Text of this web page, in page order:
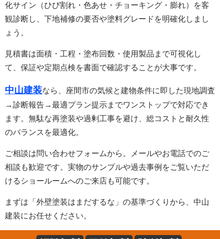
化サイン（ひび割れ・色あせ・チョーキング・膨れ）を客
観診断し、下地補修の要否や塗料グレードを明確化しまし
ょう。
見積書は面積・工程・塗布回数・使用製品まで可視化し
て、保証や定期点検を書面で確認することが大事です。
中山建装なら、座間市の気候と建物条件に即した現地調査
→診断報告→最適プラン提示までワンストップで対応でき
ます。無駄な再塗装や過剰工事を避け、総コストと耐久性
のバランスを最適化。
ご相談は問い合わせフォームから。メールやお電話でのご
相談も歓迎です。実物のサンプルや過去事例をご覧いただ
けるショールームへのご来店も可能です。
まずは「外壁塗装はまだするな」の基準づくりから、中山
建装にお任せください。